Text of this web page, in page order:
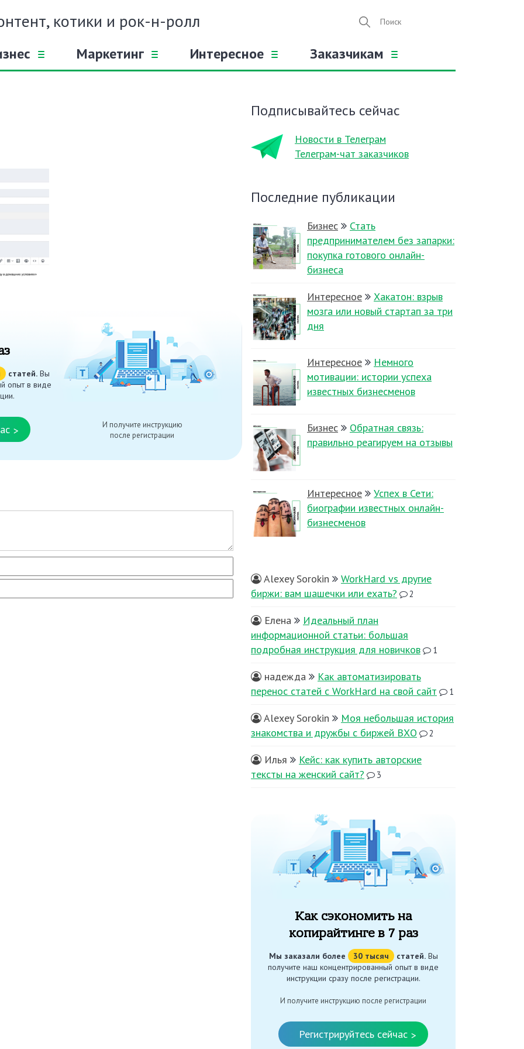
котики и рок-н-ролл
Маркетинг Интересное Заказчикам
статей.Вы
опыт в виде
>
И получите инструкцию
после регистрации
Подписывайтесь сейчас
Новости в Телеграм
Телеграм-чат заказчиков
Последние публикации
Бизнес
Стать
предпринимателем без запарки:
покупка готового онлайн-
бизнеса
Интересное
Хакатон: взрыв
мозга или новый стартап за три
дня
Интересное
Немного
мотивации: истории успеха
известных бизнесменов
Бизнес
Обратная связь:
правильно реагируем на отзывы
Интересное
Успех в Сети:
биографии известных онлайн-
бизнесменов
Alexey Sorokin
WorkHard vs другие
биржи: вам шашечки или ехать?
2
Елена
Идеальный план
информационной статьи: большая
подробная инструкция для новичков
1
надежда
Как автоматизировать
перенос статей с WorkHard на свой сайт
1
Alexey Sorokin
Моя небольшая история
знакомства и дружбы с биржей ВХО
2
Илья
Кейс: как купить авторские
тексты на женский сайт?
3
Как сэкономить на
копирайтинге в 7 раз
Мы заказали более 30 тысяч статей.Вы
получите наш концентрированный опыт в виде
инструкции сразу после регистрации.
И получите инструкцию после регистрации
Регистрируйтесь сейчас >